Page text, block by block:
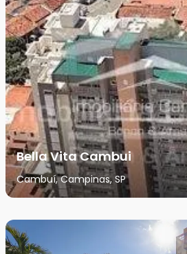
Bella Vita Cambui
Cambuí, Campinas, SP